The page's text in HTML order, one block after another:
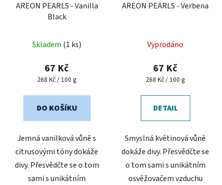
AREON PEARLS - Vanilla
Black
Skladem (1 ks)
67 Kč
Měrná
268 Kč / 100 g
DO KOŠÍKU
Jemná vanilková vůně s
citrusovými tóny dokáže
divy. Přesvědčte se o tom
sami s unikátním
AREON PEARLS - Verbena
Vyprodáno
67 Kč
Měrná
268 Kč / 100 g
DETAIL
Smyslná květinová vůně
dokáže divy. Přesvědčte se
o tom sami s unikátním
osvěžovačem vzduchu